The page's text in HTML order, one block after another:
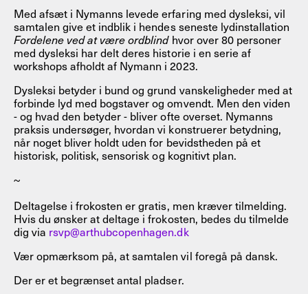
Med afsæt i Nymanns levede erfaring med dysleksi, vil
samtalen give et indblik i hendes seneste lydinstallation
Fordelene ved at være ordblindhvor over 80 personer
med dysleksi har delt deres historie i en serie af
workshops afholdt af Nymann i 2023.
Dysleksi betyder i bund og grund vanskeligheder med at
forbinde lyd med bogstaver og omvendt. Men den viden
- og hvad den betyder - bliver ofte overset. Nymanns
praksis undersøger, hvordan vi konstruerer betydning,
når noget bliver holdt uden for bevidstheden på et
historisk, politisk, sensorisk og kognitivt plan.
~
Deltagelse i frokosten er gratis, men kræver tilmelding.
Hvis du ønsker at deltage i frokosten, bedes du tilmelde
dig via rsvp@arthubcopenhagen.dk
Vær opmærksom på, at samtalen vil foregå på dansk.
Der er et begrænset antal pladser.